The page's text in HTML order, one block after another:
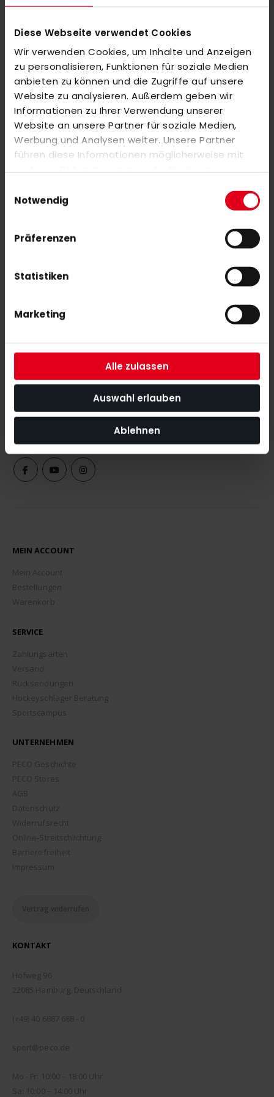
Diese Webseite verwendet Cookies
Wir verwenden Cookies, um Inhalte und Anzeigen
zu personalisieren, Funktionen für soziale Medien
anbieten zu können und die Zugriffe auf unsere
Website zu analysieren. Außerdem geben wir
Informationen zu Ihrer Verwendung unserer
Website an unsere Partner für soziale Medien,
Werbung und Analysen weiter. Unsere Partner
führen diese Informationen möglicherweise mit
weiteren Daten zusammen, die Sie ihnen
Nutzung der Dienste gesammelt haben.
Notwendig
Präferenzen
Statistiken
Marketing
Alle zulassen
Auswahl erlauben
Ablehnen
eine Balltasche mit an Bord. Jeder Skort kommt mit
MEHR INFORMATIONEN
BEWERTUNGEN
ÄHNLICHE PRODUKTE
Markieren Sie die Artikel, um Sie dem Warenkorb hinzuzufügen
oderAlle auswählen
adidas LX24 Compo 5 17/18 Outdoor
NEWSLETTER ANMELDUNG
Mit unserem Newsletter seid ihr immer auf den neuesten Stand
was News, Tipps und Rabattaktionen rund um unseren Shop
MEIN ACCOUNT
Mein Account
Bestellungen
Warenkorb
SERVICE
Zahlungsarten
Versand
Rücksendungen
Hockeyschläger Beratung
Sportscampus
UNTERNEHMEN
PECO Geschichte
PECO Stores
AGB
Datenschutz
Widerrufsrecht
Online-Streitschlichtung
Barrierefreiheit
Impressum
Vertrag widerrufen
KONTAKT
Hofweg 96
22085 Hamburg, Deutschland
(+49) 40 6887 688 - 0
sport@peco.de
Mo - Fr: 10:00 – 18:00 Uhr
Sa: 10:00 – 14:00 Uhr